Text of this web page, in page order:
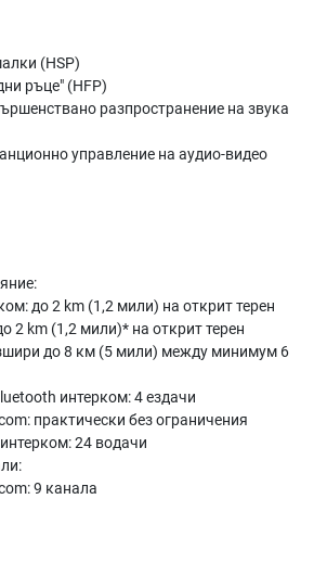
(HSP)
ръце" (HFP)
разпространение на звука
управление на аудио-видео
до 2 km (1,2 мили) на открит терен
2 km (1,2 мили)* на открит терен
до 8 км (5 мили) между минимум 6
интерком: 4 ездачи
практически без ограничения
24 водачи
9 канала